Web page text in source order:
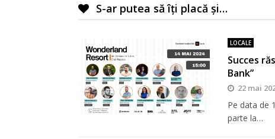
S-ar putea să îți placă și…
LOCALE
Succes
Bank”
22 mai
Pe data de
parte la…